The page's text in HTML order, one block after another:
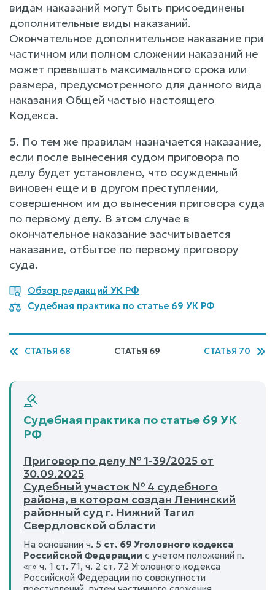
видам наказаний могут быть присоединены
дополнительные виды наказаний.
Окончательное дополнительное наказание при
частичном или полном сложении наказаний не
может превышать максимального срока или
размера, предусмотренного для данного вида
наказания Общей частью настоящего
Кодекса.
5. По тем же правилам назначается наказание,
если после вынесения судом приговора по
делу будет установлено, что осужденный
виновен еще и в другом преступлении,
совершенном им до вынесения приговора суда
по первому делу. В этом случае в
окончательное наказание засчитывается
наказание, отбытое по первому приговору
суда.
Обзор редакций УК РФ
Судебная практика по статье 69 УК РФ
СТАТЬЯ 68 СТАТЬЯ 69 СТАТЬЯ 70
Судебная практика по статье 69 УК
РФ
Приговор по делу № 1-39/2025 от
30.09.2025
Судебный участок № 4 судебного
района, в котором создан Ленинский
районный суд г. Нижний Тагил
Свердловской области
На основании ч. 5 ст. 69 Уголовного кодекса
Российской Федерации с учетом положений п.
«г» ч. 1 ст. 71, ч. 2 ст. 72 Уголовного кодекса
Российской Федерации по совокупности